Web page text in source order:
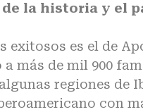
la historia y el
exitosos es el de
más de mil 900
regiones de
con